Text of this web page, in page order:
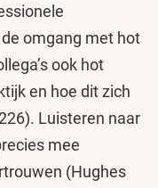
omgang met hot
ook hot
en hoe dit zich
Luisteren naar
mee
(Hughes